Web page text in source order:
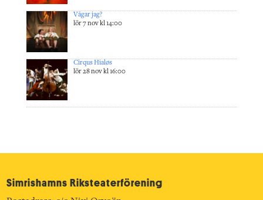
Vågar jag?
lör 7 nov kl 14:00
Cirqus Hialøs
lör 28 nov kl 16:00
Simrishamns Riksteater­förening